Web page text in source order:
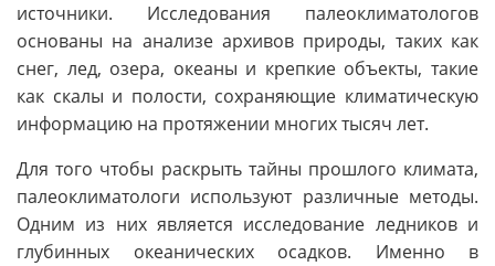
источники. Исследования палеоклиматологов
основаны на анализе архивов природы, таких как
снег, лед, озера, океаны и крепкие объекты, такие
как скалы и полости, сохраняющие климатическую
информацию на протяжении многих тысяч лет.
Для того чтобы раскрыть тайны прошлого климата,
палеоклиматологи используют различные методы.
Одним из них является исследование ледников и
глубинных океанических осадков. Именно в